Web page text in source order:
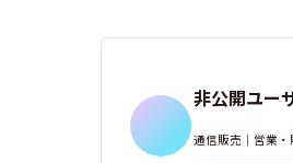
非公開ユー
通信販売｜営業・